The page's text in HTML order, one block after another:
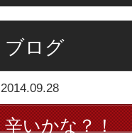
ブログ
2014.09.28
辛いかな？！